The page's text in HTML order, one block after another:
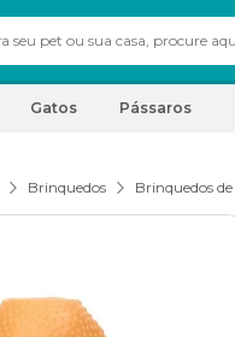
Gatos Pássaros
Brinquedos Brinquedos